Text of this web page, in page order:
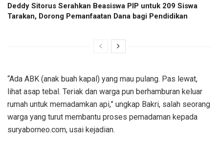
Deddy Sitorus Serahkan Beasiswa PIP untuk 209 Siswa
Tarakan, Dorong Pemanfaatan Dana bagi Pendidikan
“Ada ABK (anak buah kapal) yang mau pulang. Pas lewat,
lihat asap tebal. Teriak dan warga pun berhamburan keluar
rumah untuk memadamkan api,” ungkap Bakri, salah seorang
warga yang turut membantu proses pemadaman kepada
suryaborneo.com, usai kejadian.